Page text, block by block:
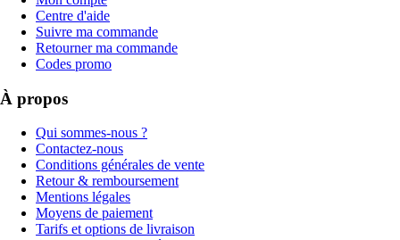
Centre d'aide
Suivre ma commande
Retourner ma commande
Codes promo
À propos
Qui sommes-nous ?
Contactez-nous
Conditions générales de vente
Retour & remboursement
Mentions légales
Moyens de paiement
Tarifs et options de livraison